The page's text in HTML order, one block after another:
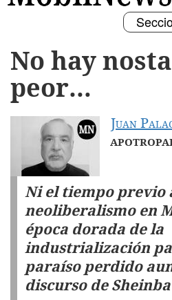
Toggle
No hay
peor…
Juan
Ni el tiempo previo
neoliberalismo en
época dorada de la
industrialización
paraíso perdido
discurso de